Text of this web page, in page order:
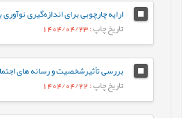
ارایه چارچوبی برای اندازه‌گیری نوآوری
تاریخ چاپ: 1404/04/23
تاریخ چاپ: 1404/04/22